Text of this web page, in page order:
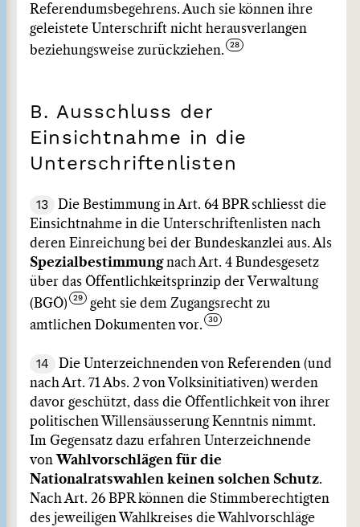
Referendumsbegehrens. Auch sie können ihre
geleistete Unterschrift nicht herausverlangen
beziehungsweise zurückziehen.
B. Ausschluss der
Einsichtnahme in die
Unterschriftenlisten
13
Die Bestimmung in Art. 64 BPR schliesst die
Einsichtnahme in die Unterschriftenlisten nach
deren Einreichung bei der Bundeskanzlei aus. Als
Spezialbestimmung nach Art. 4 Bundesgesetz
über das Öffentlichkeitsprinzip der Verwaltung
(BGÖ)
geht sie dem Zugangsrecht zu
amtlichen Dokumenten vor.
14
Die Unterzeichnenden von Referenden (und
nach Art. 71 Abs. 2 von Volksinitiativen) werden
davor geschützt, dass die Öffentlichkeit von ihrer
politischen Willensäusserung Kenntnis nimmt.
Im Gegensatz dazu erfahren Unterzeichnende
von Wahlvorschlägen für die
Nationalratswahlen keinen solchen Schutz.
Nach Art. 26 BPR können die Stimmberechtigten
des jeweiligen Wahlkreises die Wahlvorschläge